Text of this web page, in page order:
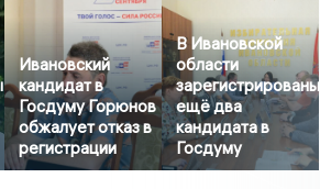
Ивановский
кандидат в
Госдуму Горюнов
обжалует отказ в
регистрации
В Ивановской
области
зарегистрированы
ещё два
кандидата в
Госдуму